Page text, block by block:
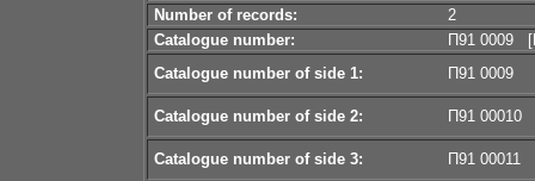
Number of records:
2
Catalogue number:
П91 0009
Catalogue number of side 1:
П91 0009
Catalogue number of side 2: П91 00010
Catalogue number of side 3: П91 00011